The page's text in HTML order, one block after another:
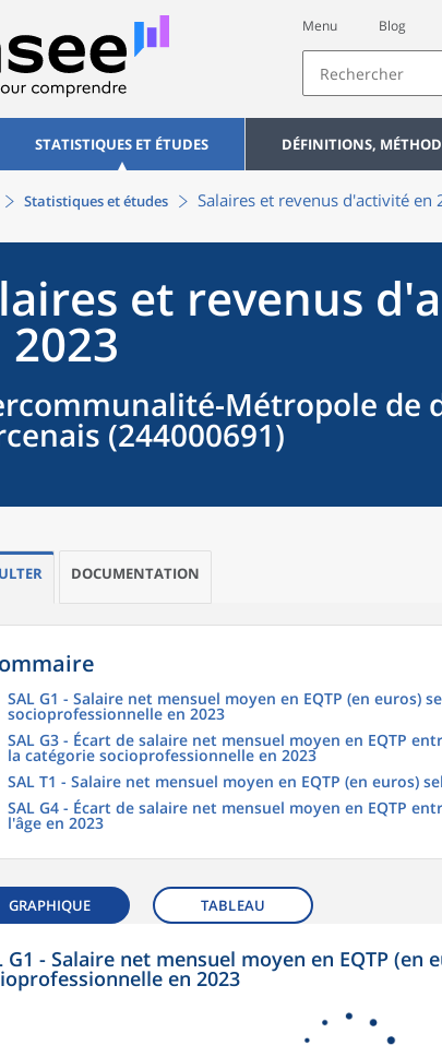
Menu Blog
STATISTIQUES ET ÉTUDES DÉFINITIONS,
Statistiques et études Salaires et revenus d'activité
et revenus
2023
Métropole de
(244000691)
DOCUMENTATION
SAL G1 - Salaire net mensuel moyen en EQTP (en euros)
socioprofessionnelle en 2023
SAL G3 - Écart de salaire net mensuel moyen en EQTP
la catégorie socioprofessionnelle en 2023
SAL T1 - Salaire net mensuel moyen en EQTP (en euros)
SAL G4 - Écart de salaire net mensuel moyen en EQTP
l'âge en 2023
GRAPHIQUE TABLEAU
G1 - Salaire net mensuel moyen en EQTP (en
en 2023